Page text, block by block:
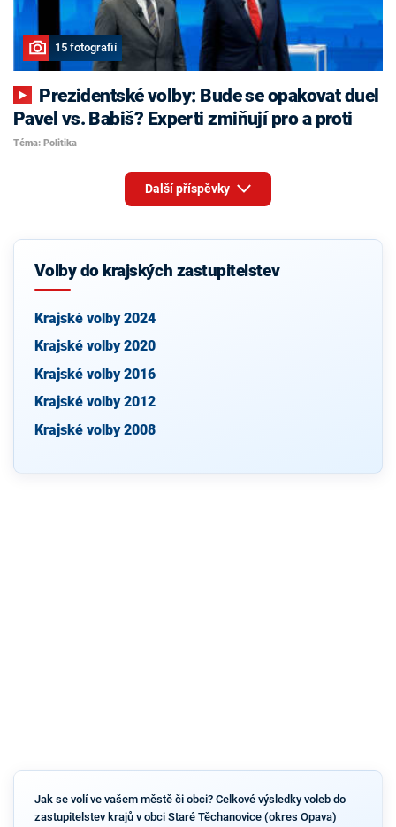
15 fotografií
Pavel vs. Babiš? Experti zmiňují pro a proti
Téma: Politika
Další příspěvky
Volby do krajských zastupitelstev
Krajské volby 2024
Krajské volby 2020
Krajské volby 2016
Krajské volby 2012
Krajské volby 2008
Jak se volí ve vašem městě či obci? Celkové výsledky voleb do
zastupitelstev krajů v obci Staré Těchanovice (okres Opava)